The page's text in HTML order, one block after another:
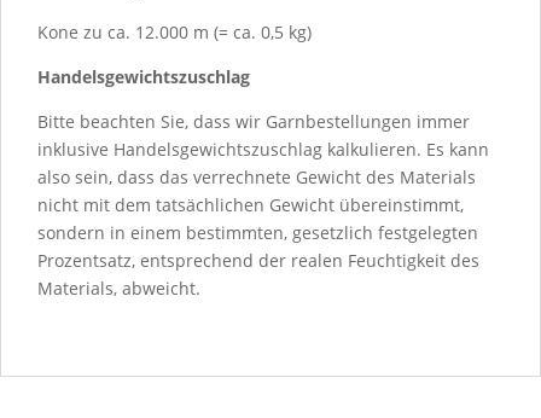
Kone zu ca. 12.000 m (= ca. 0,5 kg)
Handelsgewichtszuschlag
Bitte beachten Sie, dass wir Garnbestellungen immer
inklusive Handelsgewichtszuschlag kalkulieren. Es kann
also sein, dass das verrechnete Gewicht des Materials
nicht mit dem tatsächlichen Gewicht übereinstimmt,
sondern in einem bestimmten, gesetzlich festgelegten
Prozentsatz, entsprechend der realen Feuchtigkeit des
Materials, abweicht.